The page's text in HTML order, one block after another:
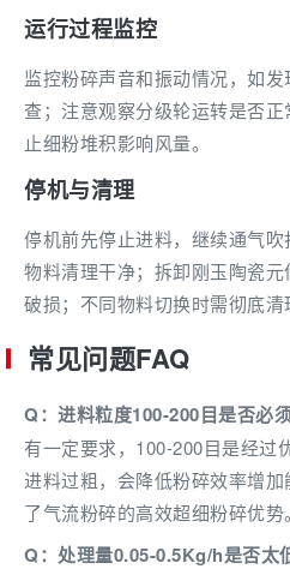
运行过程监控
监控粉碎声音和振动情况，如
查；注意观察分级轮运转是否
止细粉堆积影响风量。
停机与清理
停机前先停止进料，继续通气
物料清理干净；拆卸刚玉陶瓷
破损；不同物料切换时需彻底清
常见问题FAQ
Q：进料粒度100-200目是否必须
有一定要求，100-200目是经过
进料过粗，会降低粉碎效率增
了气流粉碎的高效超细粉碎优势。
Q：处理量0.05-0.5Kg/h是否太